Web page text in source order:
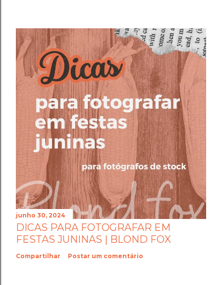
junho 30, 2024
DICAS PARA FOTOGRAFAR EM
FESTAS JUNINAS | BLOND FOX
Compartilhar Postar um comentário